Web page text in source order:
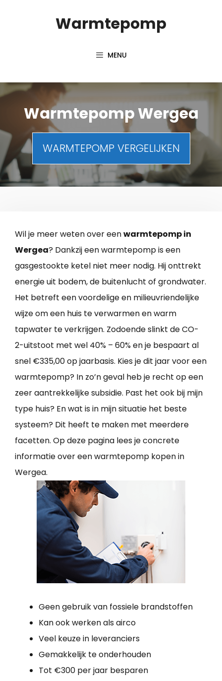
Warmtepomp
MENU
Warmtepomp Wergea
WARMTEPOMP VERGELIJKEN
Wil je meer weten over eenwarmtepomp in
Wergea? Dankzij een warmtepomp is een
gasgestookte ketel niet meer nodig. Hij onttrekt
energie uit bodem, de buitenlucht of grondwater.
Het betreft een voordelige en milieuvriendelijke
wijze om een huis te verwarmen en warm
tapwater te verkrijgen. Zodoende slinkt de CO-
2-uitstoot met wel 40% – 60% en je bespaart al
snel €335,00 op jaarbasis. Kies je dit jaar voor een
warmtepomp? In zo’n geval heb je recht op een
zeer aantrekkelijke subsidie. Past het ook bij mijn
type huis? En wat is in mijn situatie het beste
systeem? Dit heeft te maken met meerdere
facetten. Op deze pagina lees je concrete
informatie over een warmtepomp kopen in
Wergea.
Geen gebruik van fossiele brandstoffen
Kan ook werken als airco
Veel keuze in leveranciers
Gemakkelijk te onderhouden
Tot €300 per jaar besparen